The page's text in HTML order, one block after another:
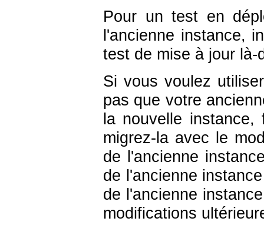
Pour un test en
l'ancienne instance,
test de mise à jour là-
Si vous voulez
pas que votre
la nouvelle
migrez-la avec le
de l'ancienne
de l'ancienne
de l'ancienne
modifications